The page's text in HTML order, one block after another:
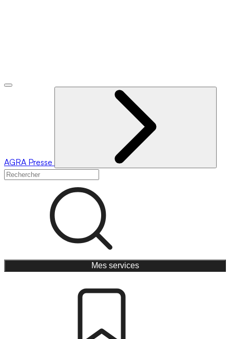
AGRA Presse
Mes services